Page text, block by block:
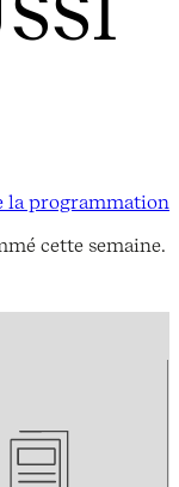
la programmation
cette semaine.